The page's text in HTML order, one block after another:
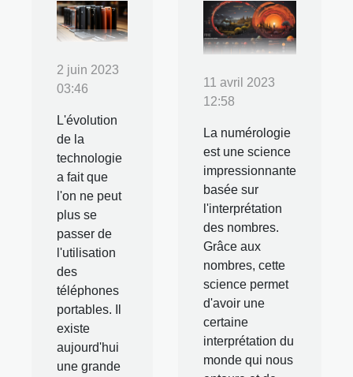
2 juin 2023
03:46
L'évolution
de la
technologie
a fait que
l'on ne peut
plus se
passer de
l'utilisation
des
téléphones
portables. Il
existe
aujourd'hui
une grande
11 avril 2023
12:58
La numérologie
est une science
impressionnante
basée sur
l'interprétation
des nombres.
Grâce aux
nombres, cette
science permet
d'avoir une
certaine
interprétation du
monde qui nous